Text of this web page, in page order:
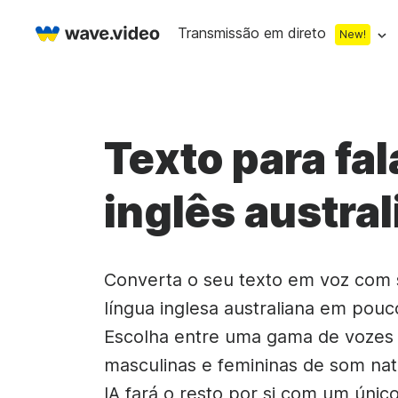
Transmissão em direto New!
Gravador de vídeo
Teste da câmara Web
Estúdio de transmissão em direto
Criador de
Transmissão em
Corrente de Co
Contagem
Terço inferior
Ecrã "A começar
Introdução à
Stock libraries
Vídeo de stock
Música sem direitos
Imagens de stock
Online video
Criador de vídeo
Combinar clips
Gerador de texto
Texto para
inglês
Converta o seu texto em voz com
língua inglesa australiana em
Escolha entre uma gama de vozes
masculinas e femininas de som
IA fará o resto por si com um